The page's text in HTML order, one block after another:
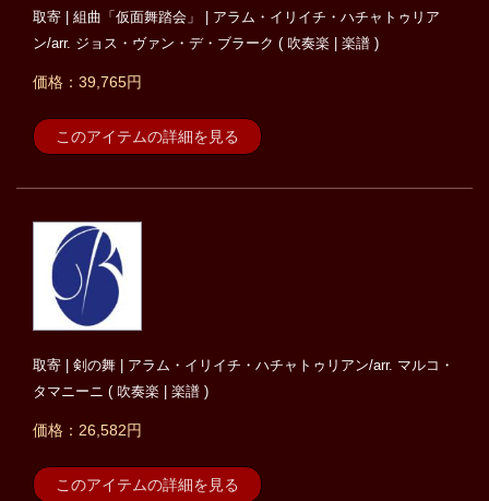
取寄 | 組曲「仮面舞踏会」 | アラム・イリイチ・ハチャトゥリア
ン/arr. ジョス・ヴァン・デ・ブラーク ( 吹奏楽 | 楽譜 )
価格：39,765円
このアイテムの詳細を見る
取寄 | 剣の舞 | アラム・イリイチ・ハチャトゥリアン/arr. マルコ・
タマニーニ ( 吹奏楽 | 楽譜 )
価格：26,582円
このアイテムの詳細を見る